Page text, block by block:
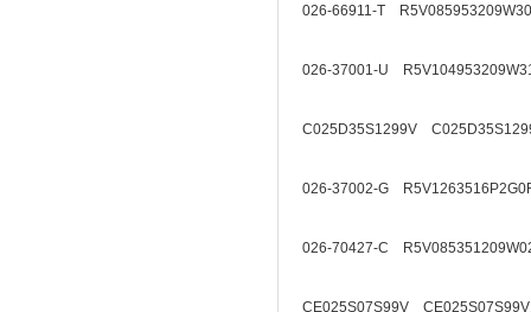
026-66911-T
026-37001-U
C025D35S1299V
026-37002-G
026-70427-C
CE025S07S99V